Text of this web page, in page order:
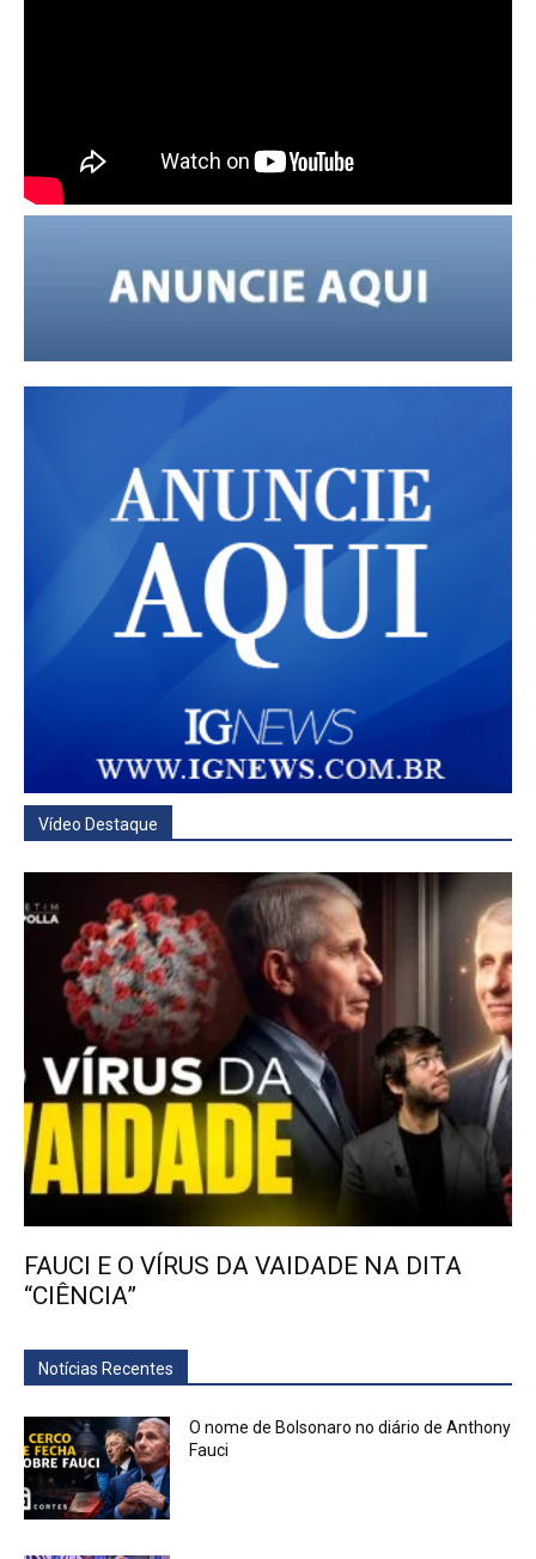
Vídeo Destaque
FAUCI E O VÍRUS DA VAIDADE NA DITA
“CIÊNCIA”
Notícias Recentes
O nome de Bolsonaro no diário de Anthony
Fauci